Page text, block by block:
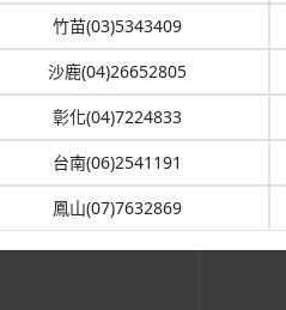
書登錄
竹苗(03)5343409
沙鹿(04)26652805
彰化(04)7224833
台南(06)2541191
鳳山(07)7632869